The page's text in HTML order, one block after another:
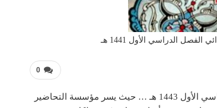
الدراسي الأول 1441 هـ
0
تحضير فواز الحربي مادة القرآن الكريم الصف الأول الإبتدائي الفصل الدراسي الأول 1443 هـ … حيث يسر مؤسسة التحاضير